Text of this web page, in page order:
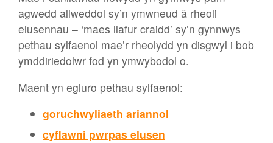
agwedd allweddol sy’n ymwneud â rheoli
elusennau – ‘maes llafur craidd’ sy’n gynnwys
pethau sylfaenol mae’r rheolydd yn disgwyl i bob
ymddiriedolwr fod yn ymwybodol o.
Maent yn egluro pethau sylfaenol:
goruchwyliaeth ariannol
cyflawni pwrpas elusen